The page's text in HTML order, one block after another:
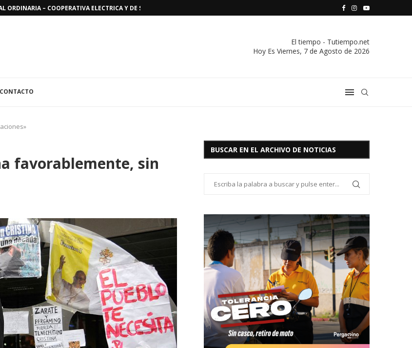
ORDINARIA – COOPERATIVA ELECTRICA Y DE SERVICIOS PUBLICOS VIVIENDA Y CREDITO DE EL SOCORRO LTDA.
COMUNICADO IMPORTANTE DE LA COOPERATIVA
El tiempo - Tutiempo.net
Hoy Es Viernes, 7 de Agosto de 2026
CONTACTO
favorablemente, sin
BUSCAR EN EL ARCHIVO DE NOTICIAS